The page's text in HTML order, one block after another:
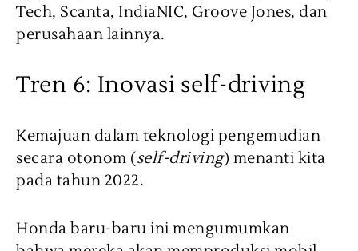
Tech, Scanta, IndiaNIC, Groove Jones, dan
perusahaan lainnya.
Tren 6: Inovasi self-driving
Kemajuan dalam teknologi pengemudian
secara otonom (self-driving) menanti kita
pada tahun 2022.
Honda baru-baru ini mengumumkan